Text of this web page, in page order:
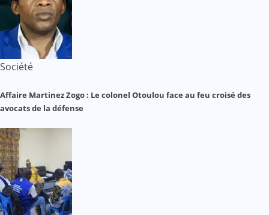
Société
Affaire Martinez Zogo : Le colonel Otoulou face au feu croisé des
avocats de la défense